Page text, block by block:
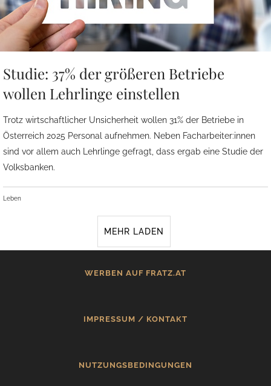
Studie: 37% der größeren Betriebe
wollen Lehrlinge einstellen
Trotz wirtschaftlicher Unsicherheit wollen 31% der Betriebe in
Österreich 2025 Personal aufnehmen. Neben Facharbeiter:innen
sind vor allem auch Lehrlinge gefragt, dass ergab eine Studie der
Volksbanken.
Leben
MEHR LADEN
WERBEN AUF FRATZ.AT
IMPRESSUM / KONTAKT
NUTZUNGSBEDINGUNGEN